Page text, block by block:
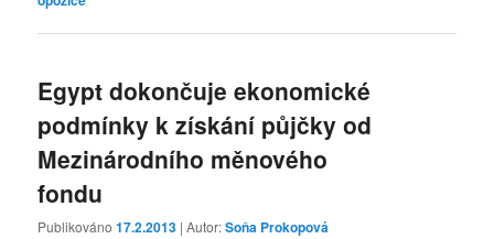
Egypt dokončuje ekonomické
podmínky k získání půjčky od
Mezinárodního měnového
fondu
Publikováno17.2.2013 | Autor:Soňa Prokopová